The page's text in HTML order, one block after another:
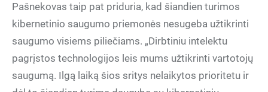
Pašnekovas taip pat priduria, kad šiandien turimos
kibernetinio saugumo priemonės nesugeba užtikrinti
saugumo visiems piliečiams. „Dirbtiniu intelektu
pagrįstos technologijos leis mums užtikrinti vartotojų
saugumą. Ilgą laiką šios sritys nelaikytos prioritetu ir